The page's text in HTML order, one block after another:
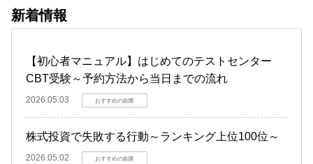
新着情報
【初心者マニュアル】はじめてのテストセンター
CBT受験～予約方法から当日までの流れ
2026.05.03 おすすめの副業
株式投資で失敗する行動～ランキング上位100位～
2026.05.02 おすすめの副業